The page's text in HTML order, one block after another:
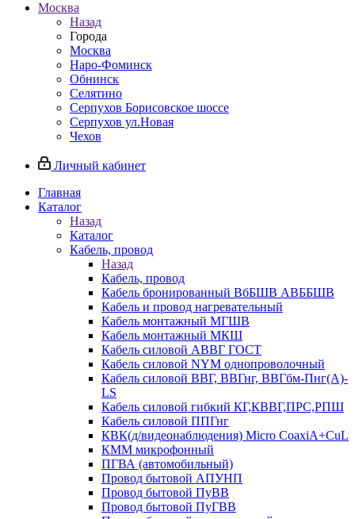
Москва
Назад
Города
Москва
Наро-Фоминск
Обнинск
Селятино
Серпухов Борисовское шоссе
Серпухов ул.Новая
Чехов
Личный кабинет
Главная
Каталог
Назад
Каталог
Кабель, провод
Назад
Кабель, провод
Кабель бронированный ВбБШВ АВББШВ
Кабель и провод нагревательный
Кабель монтажный МГШВ
Кабель монтажный МКШ
Кабель силовой АВВГ ГОСТ
Кабель силовой NYM однопроволочный
Кабель силовой ВВГ, ВВГнг, ВВГбм-Пнг(А)-
LS
Кабель силовой гибкий КГ,КВВГ,ПРС,РПШ
Кабель силовой ППГнг
КВК(д/видеонаблюдения) Micro CoaxiA+CuL
КММ микрофонный
ПГВА (автомобильный)
Провод бытовой АПУНП
Провод бытовой ПуВВ
Провод бытовой ПуГВВ